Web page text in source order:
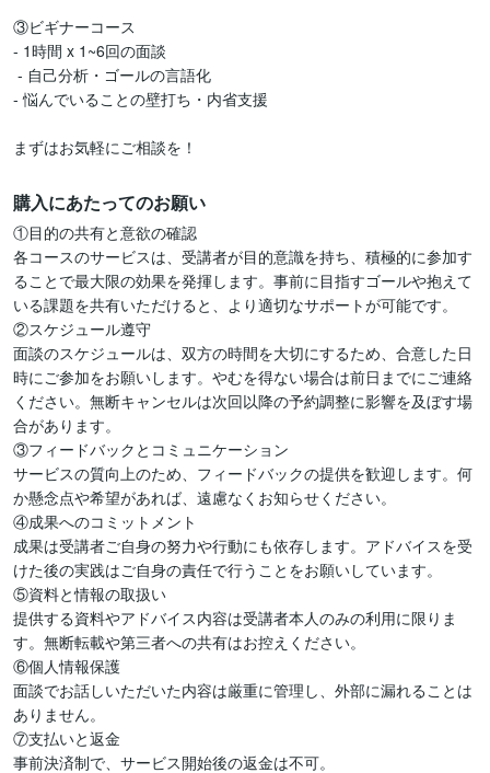
③ビギナーコース
- 1時間 x 1~6回の面談
- 悩んでいることの壁打ち・内省支援
まずはお気軽にご相談を！
購入にあたってのお願い
①目的の共有と意欲の確認
各コースのサービスは、受講者が目的意識を持ち、積極的に参加す
ることで最大限の効果を発揮します。事前に目指すゴールや抱えて
いる課題を共有いただけると、より適切なサポートが可能です。
②スケジュール遵守
面談のスケジュールは、双方の時間を大切にするため、合意した日
時にご参加をお願いします。やむを得ない場合は前日までにご連絡
ください。無断キャンセルは次回以降の予約調整に影響を及ぼす場
合があります。
③フィードバックとコミュニケーション
サービスの質向上のため、フィードバックの提供を歓迎します。何
か懸念点や希望があれば、遠慮なくお知らせください。
④成果へのコミットメント
成果は受講者ご自身の努力や行動にも依存します。アドバイスを受
けた後の実践はご自身の責任で行うことをお願いしています。
⑤資料と情報の取扱い
提供する資料やアドバイス内容は受講者本人のみの利用に限りま
す。無断転載や第三者への共有はお控えください。
⑥個人情報保護
面談でお話しいただいた内容は厳重に管理し、外部に漏れることは
ありません。
⑦支払いと返金
事前決済制で、サービス開始後の返金は不可。